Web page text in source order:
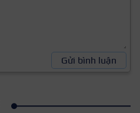
Gửi bình luận